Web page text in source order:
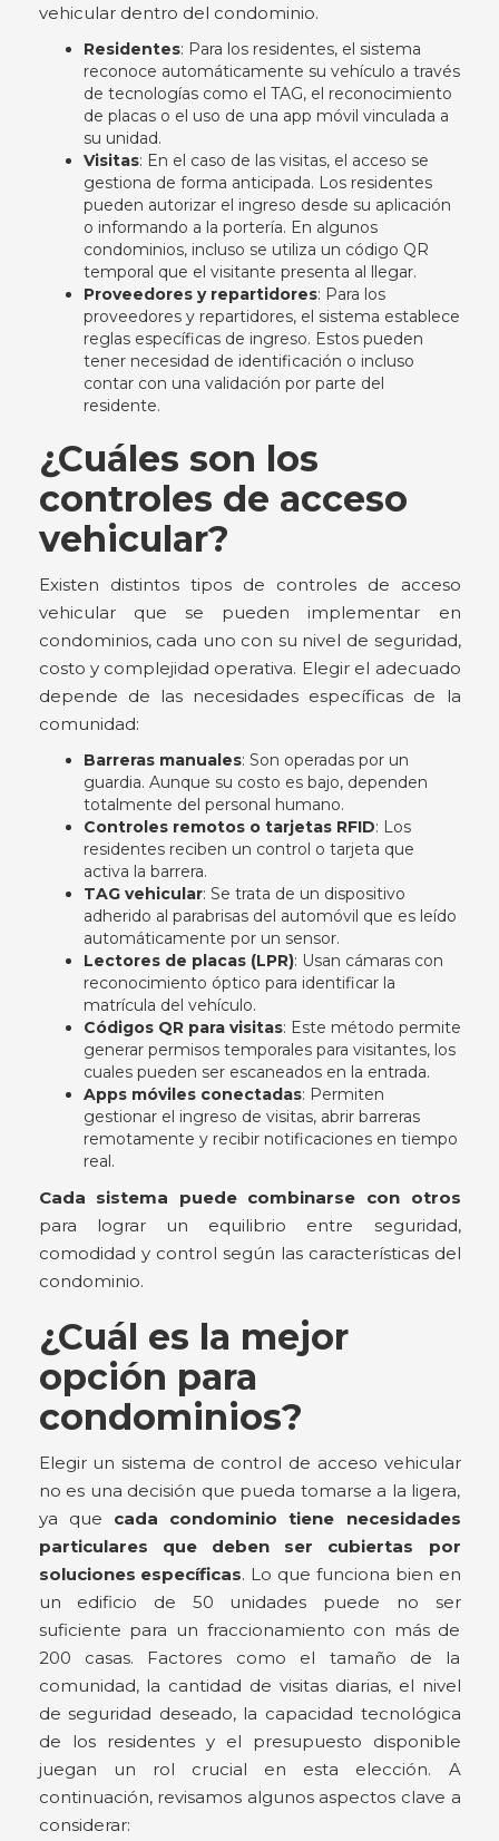
vehicular dentro del condominio.
Residentes: Para los residentes, el sistema
reconoce automáticamente su vehículo a través
de tecnologías como el TAG, el reconocimiento
de placas o el uso de una app móvil vinculada a
su unidad.
Visitas: En el caso de las visitas, el acceso se
gestiona de forma anticipada. Los residentes
pueden autorizar el ingreso desde su aplicación
o informando a la portería. En algunos
condominios, incluso se utiliza un código QR
temporal que el visitante presenta al llegar.
Proveedores y repartidores: Para los
proveedores y repartidores, el sistema establece
reglas específicas de ingreso. Estos pueden
tener necesidad de identificación o incluso
contar con una validación por parte del
residente.
¿Cuáles son los
controles de acceso
vehicular?
Existen distintos tipos de controles de acceso
vehicular que se pueden implementar en
condominios, cada uno con su nivel de seguridad,
costo y complejidad operativa. Elegir el adecuado
depende de las necesidades específicas de la
comunidad:
Barreras manuales: Son operadas por un
guardia. Aunque su costo es bajo, dependen
totalmente del personal humano.
Controles remotos o tarjetas RFID: Los
residentes reciben un control o tarjeta que
activa la barrera.
TAG vehicular: Se trata de un dispositivo
adherido al parabrisas del automóvil que es leído
automáticamente por un sensor.
Lectores de placas (LPR): Usan cámaras con
reconocimiento óptico para identificar la
matrícula del vehículo.
Códigos QR para visitas: Este método permite
generar permisos temporales para visitantes, los
cuales pueden ser escaneados en la entrada.
Apps móviles conectadas: Permiten
gestionar el ingreso de visitas, abrir barreras
remotamente y recibir notificaciones en tiempo
real.
Cada sistema puede combinarse con otros
para lograr un equilibrio entre seguridad,
comodidad y control según las características del
condominio.
¿Cuál es la mejor
opción para
condominios?
Elegir un sistema de control de acceso vehicular
no es una decisión que pueda tomarse a la ligera,
ya que cada condominio tiene necesidades
particulares que deben ser cubiertas por
soluciones específicas. Lo que funciona bien en
un edificio de 50 unidades puede no ser
suficiente para un fraccionamiento con más de
200 casas. Factores como el tamaño de la
comunidad, la cantidad de visitas diarias, el nivel
de seguridad deseado, la capacidad tecnológica
de los residentes y el presupuesto disponible
juegan un rol crucial en esta elección. A
continuación, revisamos algunos aspectos clave a
considerar: